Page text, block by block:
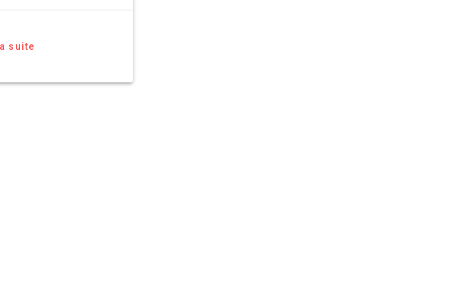
suite